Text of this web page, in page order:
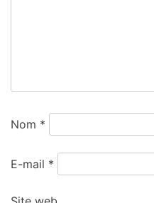
Nom *
E-mail *